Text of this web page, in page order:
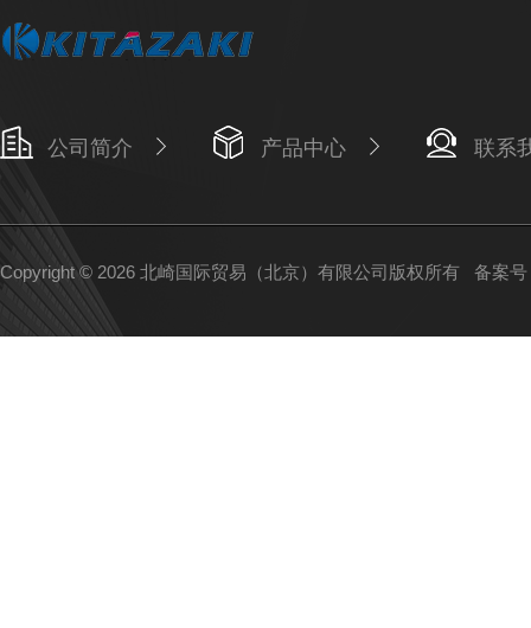
公司简介 产品中心 联系
Copyright © 2026 北崎国际贸易（北京）有限公司版权所有 备案号